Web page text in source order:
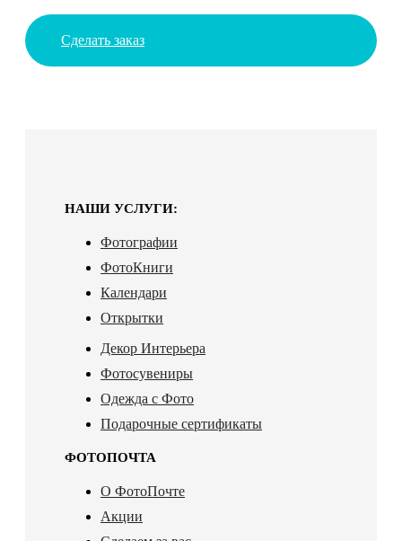
Сделать заказ
НАШИ УСЛУГИ:
Фотографии
ФотоКниги
Календари
Открытки
Декор Интерьера
Фотосувениры
Одежда с Фото
Подарочные сертификаты
ФОТОПОЧТА
О ФотоПочте
Акции